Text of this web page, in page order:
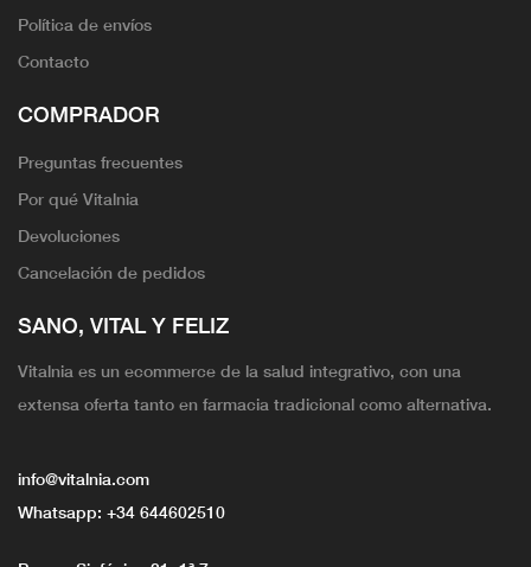
Política de envíos
Contacto
COMPRADOR
Preguntas frecuentes
Por qué Vitalnia
Devoluciones
Cancelación de pedidos
SANO, VITAL Y FELIZ
Vitalnia es un ecommerce de la salud integrativo, con una
extensa oferta tanto en farmacia tradicional como alternativa.
info@vitalnia.com
Whatsapp: +34 644602510